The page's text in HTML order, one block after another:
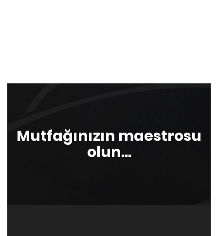
Mutfağınızın maestrosu
olun...